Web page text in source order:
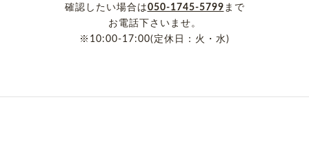
確認したい場合は050-1745-5799 まで
お電話下さいませ。
※10:00-17:00(定休日：火・水)